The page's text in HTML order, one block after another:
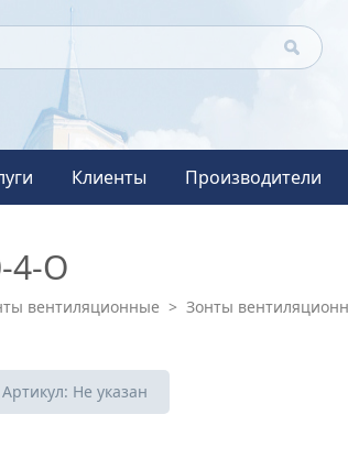
Клиенты Производители
4-О
вентиляционные > Зонты
Артикул: Не указан